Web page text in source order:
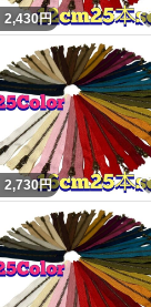
2,430円
2,730円